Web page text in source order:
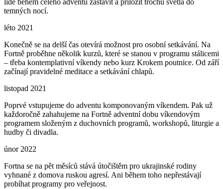
lidé během celého adventu zastavit a přiložit trochu světla do
temných nocí.
léto 2021
Konečně se na delší čas otevírá možnost pro osobní setkávání. Na
Fortně proběhne několik kurzů, které se stanou v programu stálicemi
– třeba kontemplativní víkendy nebo kurz Krokem poutnice. Od září
začínají pravidelné meditace a setkávání chlapů.
listopad 2021
Poprvé vstupujeme do adventu komponovaným víkendem. Pak už
každoročně zahahujeme na Fortně adventní dobu víkendovým
programem složeným z duchovních programů, workshopů, liturgie a
hudby či divadla.
únor 2022
Fortna se na pět měsíců stává útočištěm pro ukrajinské rodiny
vyhnané z domova ruskou agresí. Ani během toho nepřestávají
probíhat programy pro veřejnost.